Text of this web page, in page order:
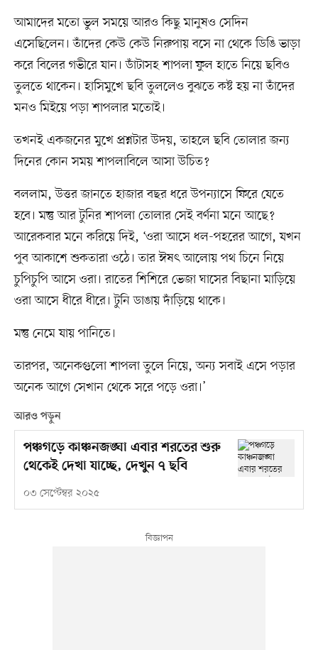
আমাদের মতো ভুল সময়ে আরও কিছু মানুষও সেদিন
এসেছিলেন। তাঁদের কেউ কেউ নিরুপায় বসে না থেকে ডিঙি ভাড়া
করে বিলের গভীরে যান। ডাঁটাসহ শাপলা ফুল হাতে নিয়ে ছবিও
তুলতে থাকেন। হাসিমুখে ছবি তুললেও বুঝতে কষ্ট হয় না তাঁদের
মনও মিইয়ে পড়া শাপলার মতোই।
তখনই একজনের মুখে প্রশ্নটার উদয়, তাহলে ছবি তোলার জন্য
দিনের কোন সময় শাপলাবিলে আসা উচিত?
বললাম, উত্তর জানতে হাজার বছর ধরে উপন্যাসে ফিরে যেতে
হবে। মন্তু আর টুনির শাপলা তোলার সেই বর্ণনা মনে আছে?
আরেকবার মনে করিয়ে দিই, ‘ওরা আসে ধল-পহরের আগে, যখন
পুব আকাশে শুকতারা ওঠে। তার ঈষৎ আলোয় পথ চিনে নিয়ে
চুপিচুপি আসে ওরা। রাতের শিশিরে ভেজা ঘাসের বিছানা মাড়িয়ে
ওরা আসে ধীরে ধীরে। টুনি ডাঙায় দাঁড়িয়ে থাকে।
মন্তু নেমে যায় পানিতে।
তারপর, অনেকগুলো শাপলা তুলে নিয়ে, অন্য সবাই এসে পড়ার
অনেক আগে সেখান থেকে সরে পড়ে ওরা।’
আরও পড়ুন
পঞ্চগড়ে কাঞ্চনজঙ্ঘা এবার শরতের শুরু
থেকেই দেখা যাচ্ছে, দেখুন ৭ ছবি
০৩ সেপ্টেম্বর ২০২৫